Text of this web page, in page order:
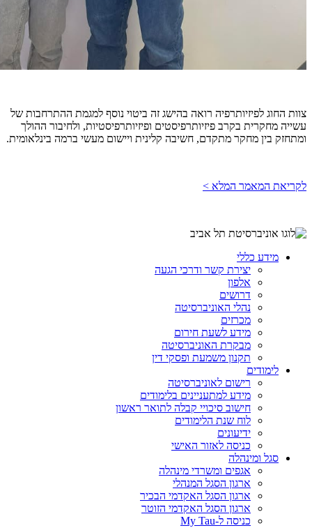
צוות החוג לפיזיותרפיה רואה בהישג זה ביטוי נוסף למגמת ההתרחבות של
עשייה מחקרית בקרב פיזיותרפיסטים ופיזיותרפיסטיות, ולחיבור ההולך
ומתחזק בין מחקר מתקדם, חשיבה קלינית ויישום מעשי ברמה בינלאומית.
לקריאת המאמר המלא >
מידע כללי
יצירת קשר ודרכי הגעה
אלפון
דרושים
נהלי האוניברסיטה
מכרזים
מידע לשעת חירום
מבקרת האוניברסיטה
תקנון משמעת ופסקי דין
לימודים
רישום לאוניברסיטה
מידע למתעניינים בלימודים
חישוב סיכויי קבלה לתואר ראשון
לוח שנת הלימודים
ידיעונים
כניסה לאזור האישי
סגל ומינהלה
אגפים ומשרדי מינהלה
ארגון הסגל המנהלי
ארגון הסגל האקדמי הבכיר
ארגון הסגל האקדמי הזוטר
כניסה ל-My Tau